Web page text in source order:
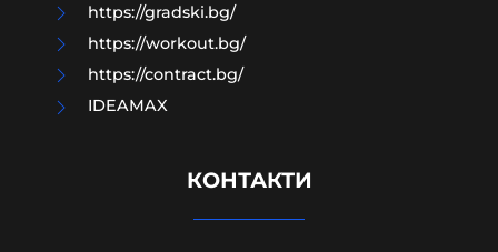
https://gradski.bg/
https://workout.bg/
https://contract.bg/
IDEAMAX
КОНТАКТИ